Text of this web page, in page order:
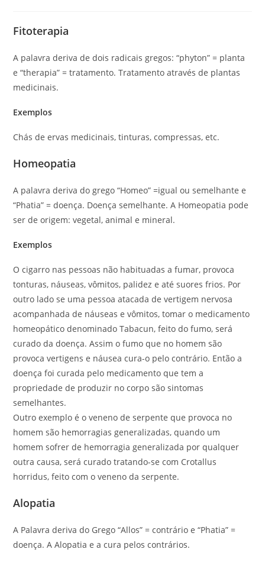
Fitoterapia
A palavra deriva de dois radicais gregos: “phyton” = planta
e “therapia” = tratamento. Tratamento através de plantas
medicinais.
Exemplos
Chás de ervas medicinais, tinturas, compressas, etc.
Homeopatia
A palavra deriva do grego “Homeo” =igual ou semelhante e
“Phatia” = doença. Doença semelhante. A Homeopatia pode
ser de origem: vegetal, animal e mineral.
Exemplos
O cigarro nas pessoas não habituadas a fumar, provoca
tonturas, náuseas, vômitos, palidez e até suores frios. Por
outro lado se uma pessoa atacada de vertigem nervosa
acompanhada de náuseas e vômitos, tomar o medicamento
homeopático denominado Tabacun, feito do fumo, será
curado da doença. Assim o fumo que no homem são
provoca vertigens e náusea cura-o pelo contrário. Então a
doença foi curada pelo medicamento que tem a
propriedade de produzir no corpo são sintomas
semelhantes.
Outro exemplo é o veneno de serpente que provoca no
homem são hemorragias generalizadas, quando um
homem sofrer de hemorragia generalizada por qualquer
outra causa, será curado tratando-se com Crotallus
horridus, feito com o veneno da serpente.
Alopatia
A Palavra deriva do Grego “Allos” = contrário e “Phatia” =
doença. A Alopatia e a cura pelos contrários.